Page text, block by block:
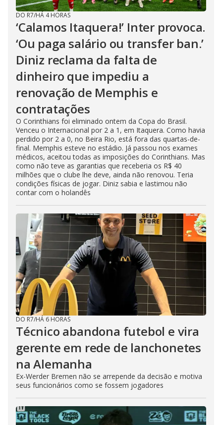
DO R7/HÁ 4 HORAS
‘Calamos Itaquera!’ Inter provoca.
‘Ou paga salário ou transfer ban.’
Diniz reclama da falta de
dinheiro que impediu a
renovação de Memphis e
contratações
O Corinthians foi eliminado ontem da Copa do Brasil.
Venceu o Internacional por 2 a 1, em Itaquera. Como havia
perdido por 2 a 0, no Beira Rio, está fora das quartas-de-
final. Memphis esteve no estádio. Já passou nos exames
médicos, aceitou todas as imposições do Corinthians. Mas
como não teve as garantias que receberia os R$ 40
milhões que o clube lhe deve, ainda não renovou. Teria
condições físicas de jogar. Diniz sabia e lastimou não
contar com o holandês
DO R7/HÁ 6 HORAS
Técnico abandona futebol e vira
gerente em rede de lanchonetes
na Alemanha
Ex-Werder Bremen não se arrepende da decisão e motiva
seus funcionários como se fossem jogadores